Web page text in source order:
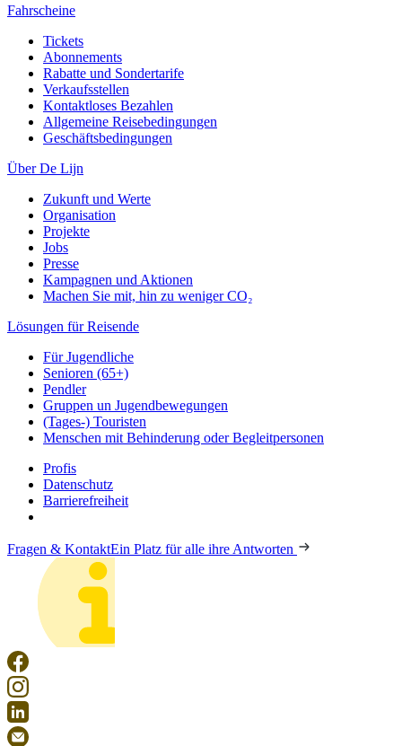
Fahrscheine
Tickets
Abonnements
Rabatte und Sondertarife
Verkaufsstellen
Kontaktloses Bezahlen
Allgemeine Reisebedingungen
Geschäftsbedingungen
Über De Lijn
Zukunft und Werte
Organisation
Projekte
Jobs
Presse
Kampagnen und Aktionen
Machen Sie mit, hin zu weniger CO₂
Lösungen für Reisende
Für Jugendliche
Senioren (65+)
Pendler
Gruppen un Jugendbewegungen
(Tages-) Touristen
Menschen mit Behinderung oder Begleitpersonen
Profis
Datenschutz
Barrierefreiheit
Fragen & KontaktEin Platz für alle ihre Antworten